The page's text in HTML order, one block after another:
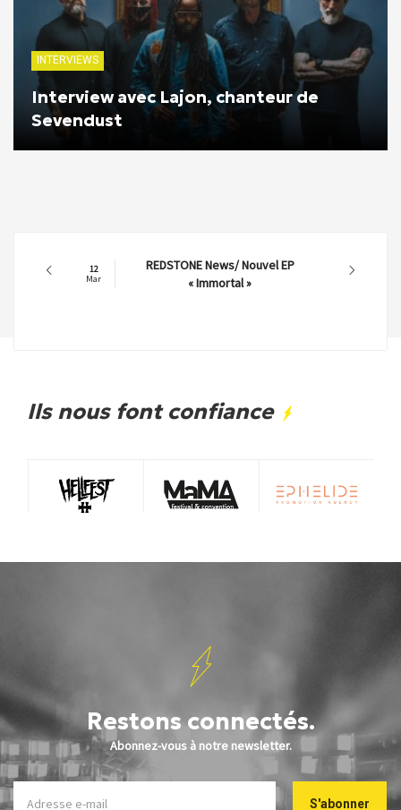
INTERVIEWS
Interview avec Lajon, chanteur de
Sevendust
12
Mar
REDSTONE News/ Nouvel EP
« Immortal »
Ils nous font confiance
Restons connectés.
Abonnez-vous à notre newsletter.